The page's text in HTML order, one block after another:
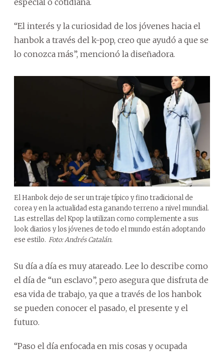
especial o cotidiana.
“El interés y la curiosidad de los jóvenes hacia el
hanbok a través del k-pop, creo que ayudó a que se
lo conozca más”, mencionó la diseñadora.
El Hanbok dejo de ser un traje típico y fino tradicional de
corea y en la actualidad esta ganando terreno a nivel mundial.
Las estrellas del Kpop la utilizan como complemente a sus
look diarios y los jóvenes de todo el mundo están adoptando
ese estilo. Foto: Andrés Catalán.
Su día a día es muy atareado. Lee lo describe como
el día de “un esclavo”, pero asegura que disfruta de
esa vida de trabajo, ya que a través de los hanbok
se pueden conocer el pasado, el presente y el
futuro.
“Paso el día enfocada en mis cosas y ocupada